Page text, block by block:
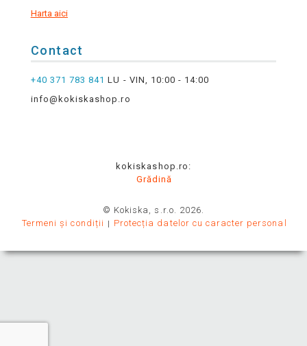
Harta aici
Contact
+40 371 783 841 LU - VIN, 10:00 - 14:00
info@kokiskashop.ro
kokiskashop.ro:
Grădină
© Kokiska, s.r.o. 2026.
Termeni și condiții
Protecția datelor cu caracter personal